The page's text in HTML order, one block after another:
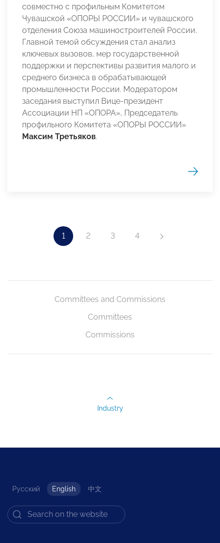
совместно с профильным Комитетом
Чувашской «ОПОРЫ РОССИИ» и чувашского
отделения Союза машиностроителей России.
Главной темой обсуждения стал анализ
ключевых вызовов, мер государственной
поддержки и перспективы развития малого и
среднего бизнеса в обрабатывающей
промышленности России. Модератором
заседания выступил Вице-президент
Ассоциации НП «ОПОРА», Председатель
профильного Комитета «ОПОРЫ РОССИИ»
Максим Третьяков.
1 2 3 4
Committees and Commissions
Committees
Commissions
Industry
Русский English 中文